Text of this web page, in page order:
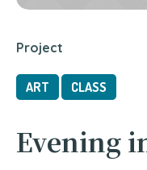
Project
ART CLASS
Evening